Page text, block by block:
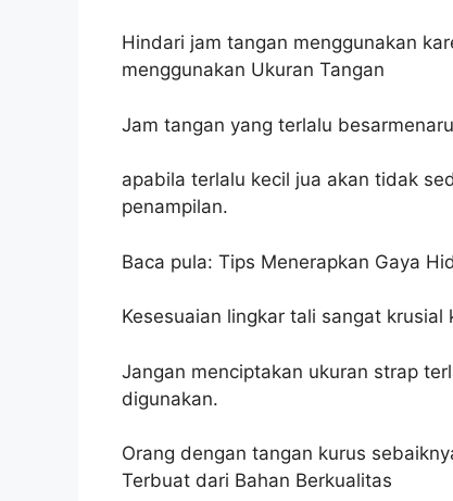
Hindari jam tangan menggunakan
menggunakan Ukuran Tangan
Jam tangan yang terlalu
apabila terlalu kecil jua akan tidak
penampilan.
Baca pula: Tips Menerapkan Gaya
Kesesuaian lingkar tali sangat
Jangan menciptakan ukuran strap
digunakan.
Orang dengan tangan kurus
Terbuat dari Bahan Berkualitas